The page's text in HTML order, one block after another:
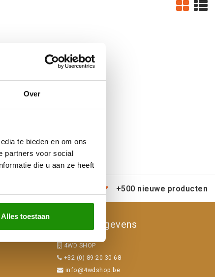
Over
te bieden en om ons
partners voor social
die u aan ze heeft
Alles toestaan
+500 nieuwe producten
Contactgegevens
4WD SHOP
+32 (0) 89 20 30 68
info@4wdshop.be